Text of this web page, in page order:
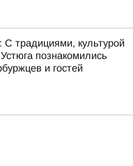
С традициями, культурой
познакомились
и гостей